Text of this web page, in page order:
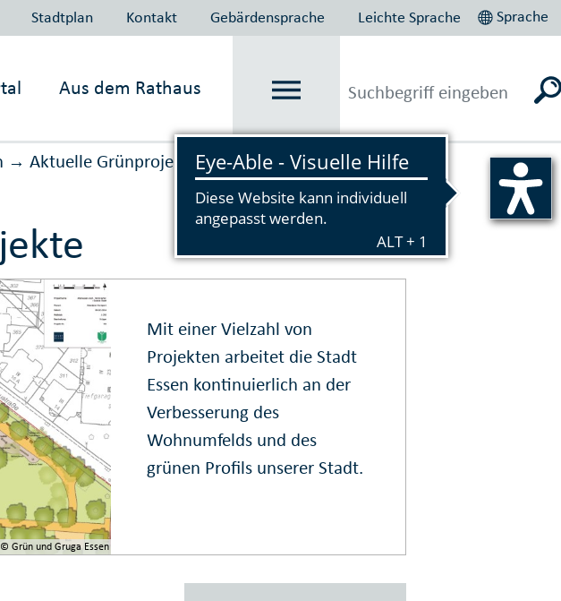
Stadtplan Kontakt Gebärdensprache Leichte Sprache Sprache
Aus dem Rathaus
→ Aktuelle GrünprojekteVorlesen
© Grün und Gruga Essen
Mit einer Vielzahl von
Projekten arbeitet die Stadt
Essen kontinuierlich an der
Verbesserung des
Wohnumfelds und des
grünen Profils unserer Stadt.